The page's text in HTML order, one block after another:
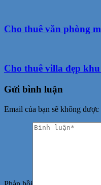
Cho thuê văn phòng
Cho thuê villa đẹp
Gửi bình luận
Email của bạn sẽ không